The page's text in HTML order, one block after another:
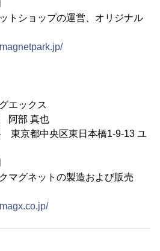
トショップの運営、オリジナル
エックス
阿部 真也
京都中央区東日本橋1-9-13 ユ
マグネットの製造および販売